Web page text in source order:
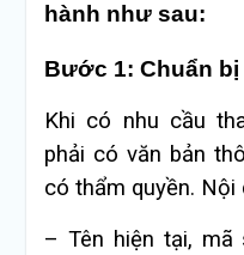
hành như sau:
Bước 1: Chuẩn
Khi có nhu cầu
phải có văn bản
có thẩm quyền. Nội
– Tên hiện tại, mã